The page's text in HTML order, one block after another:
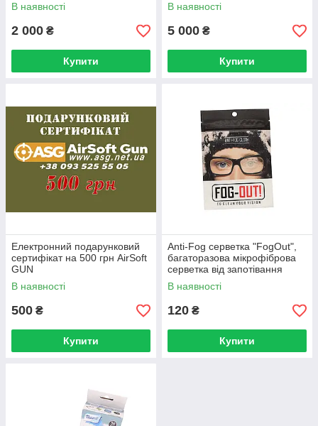
В наявності
2 000 ₴
Купити
В наявності
5 000 ₴
Купити
Електронний подарунковий
сертифікат на 500 грн AirSoft
GUN
В наявності
500 ₴
Купити
Anti-Fog серветка "FogOut",
багаторазова мікрофіброва
серветка від запотівання
В наявності
120 ₴
Купити